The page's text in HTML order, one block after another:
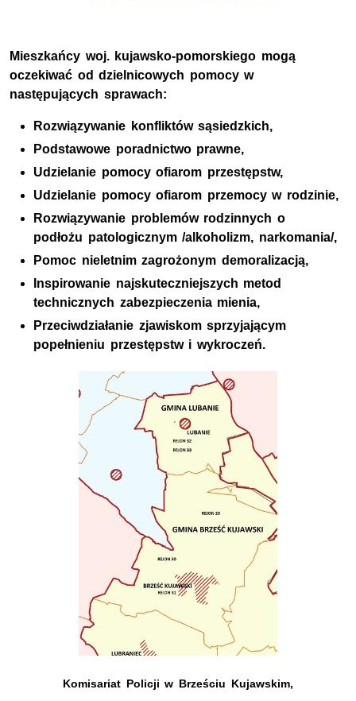
Mieszkańcy woj. kujawsko-pomorskiego mogą
oczekiwać od dzielnicowych pomocy w
następujących sprawach:
Rozwiązywanie konfliktów sąsiedzkich,
Podstawowe poradnictwo prawne,
Udzielanie pomocy ofiarom przestępstw,
Udzielanie pomocy ofiarom przemocy w rodzinie,
Rozwiązywanie problemów rodzinnych o
podłożu patologicznym /alkoholizm, narkomania/,
Pomoc nieletnim zagrożonym demoralizacją,
Inspirowanie najskuteczniejszych metod
technicznych zabezpieczenia mienia,
Przeciwdziałanie zjawiskom sprzyjającym
popełnieniu przestępstw i wykroczeń.
Komisariat Policji w Brześciu Kujawskim,